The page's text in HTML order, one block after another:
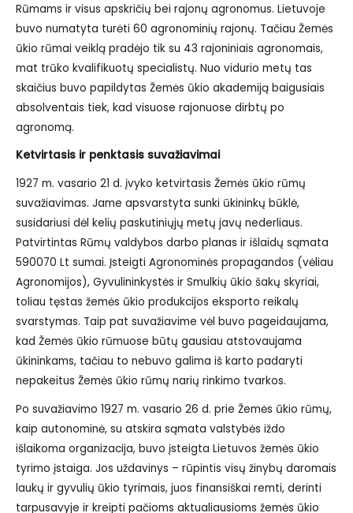
Rūmams ir visus apskričių bei rajonų agronomus. Lietuvoje
buvo numatyta turėti 60 agronominių rajonų. Tačiau Žemės
ūkio rūmai veiklą pradėjo tik su 43 rajoniniais agronomais,
mat trūko kvalifikuotų specialistų. Nuo vidurio metų tas
skaičius buvo papildytas Žemės ūkio akademiją baigusiais
absolventais tiek, kad visuose rajonuose dirbtų po
agronomą.
Ketvirtasis ir penktasis suvažiavimai
1927 m. vasario 21 d. įvyko ketvirtasis Žemės ūkio rūmų
suvažiavimas. Jame apsvarstyta sunki ūkininkų būklė,
susidariusi dėl kelių paskutiniųjų metų javų nederliaus.
Patvirtintas Rūmų valdybos darbo planas ir išlaidų sąmata
590070 Lt sumai. Įsteigti Agronominės propagandos (vėliau
Agronomijos), Gyvulininkystės ir Smulkių ūkio šakų skyriai,
toliau tęstas žemės ūkio produkcijos eksporto reikalų
svarstymas. Taip pat suvažiavime vėl buvo pageidaujama,
kad Žemės ūkio rūmuose būtų gausiau atstovaujama
ūkininkams, tačiau to nebuvo galima iš karto padaryti
nepakeitus Žemės ūkio rūmų narių rinkimo tvarkos.
Po suvažiavimo 1927 m. vasario 26 d. prie Žemės ūkio rūmų,
kaip autonominė, su atskira sąmata valstybės iždo
išlaikoma organizacija, buvo įsteigta Lietuvos žemės ūkio
tyrimo įstaiga. Jos uždavinys – rūpintis visų žinybų daromais
laukų ir gyvulių ūkio tyrimais, juos finansiškai remti, derinti
tarpusavyje ir kreipti pačioms aktualiausioms žemės ūkio